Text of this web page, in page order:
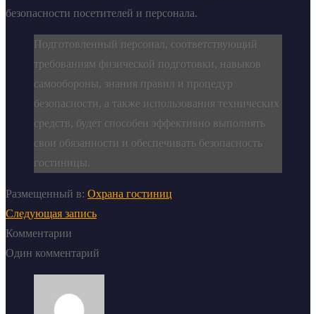
безопасности посетителей и персонала.
Подготовленный персонал, соответствующий
требованиям физической подготовки, навыков
самообороны, знания правил и процедур
безопасности, а также использования технических
средств, будет способен эффективно выполнять
свои обязанности и обеспечивать безопасность
гостиницы.
Размещенный в: Охрана гостиниц
Следующая запись
Комментарии
Один комментарий